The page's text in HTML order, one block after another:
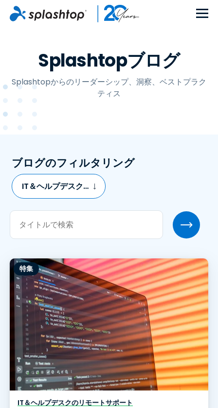
Splashtopブログ
Splashtopからのリーダーシップ、洞察、ベストプラク
ティス
ブログのフィルタリング
IT＆ヘルプデスクのリモートサポート
特集
IT＆ヘルプデスクのリモートサポート